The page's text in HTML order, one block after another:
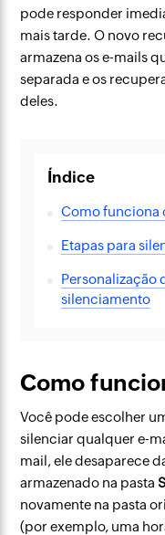
pode responder
mais tarde. O novo
armazena os e-mails
separada e os
deles.
Índice
Como funciona
Etapas para
Personalização
silenciamento
Como
Você pode escolher
silenciar qualquer e-
mail, ele desaparece
armazenado na pasta
novamente na pasta
(por exemplo, uma